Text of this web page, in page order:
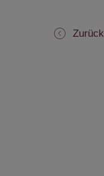
Zurück